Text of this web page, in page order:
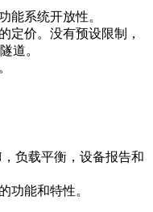
能系统开放性。
定价。没有预设限制，
道。
负载平衡，设备报告和
功能和特性。